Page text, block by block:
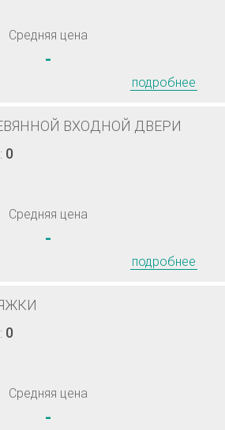
Средняя цена
-
подробнее
ВХОДНОЙ ДВЕРИ
0
Средняя цена
-
подробнее
0
Средняя цена
-